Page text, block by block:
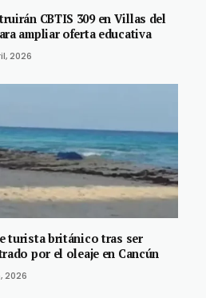
CBTIS 309 en Villas del
ampliar oferta educativa
2026
turista británico tras ser
por el oleaje en Cancún
2026